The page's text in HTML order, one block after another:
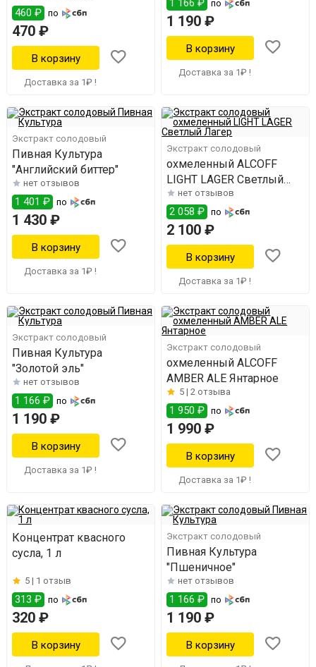
460 ₽ по
470 ₽
Доставка за 1₽ !
1 166 ₽ по
1 190 ₽
Доставка за 1₽ !
Экстракт солодовый
Пивная Культура
"Английский биттер"
нет отзывов
1 401 ₽ по
1 430 ₽
Доставка за 1₽ !
Экстракт солодовый
охмеленный ALCOFF
LIGHT LAGER Светлый
Лагер
нет отзывов
2 058 ₽ по
2 100 ₽
Доставка за 1₽ !
Экстракт солодовый
Пивная Культура
"Золотой эль"
нет отзывов
1 166 ₽ по
1 190 ₽
Доставка за 1₽ !
Экстракт солодовый
охмеленный ALCOFF
AMBER ALE Янтарное
5 |2 отзыва
1 950 ₽ по
1 990 ₽
Доставка за 1₽ !
Концентрат квасного
сусла, 1 л
5 | 1 отзыв
313 ₽ по
320 ₽
Экстракт солодовый
Пивная Культура
"Пшеничное"
нет отзывов
1 166 ₽ по
1 190 ₽